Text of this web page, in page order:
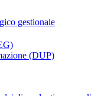
gestionale
(DUP)